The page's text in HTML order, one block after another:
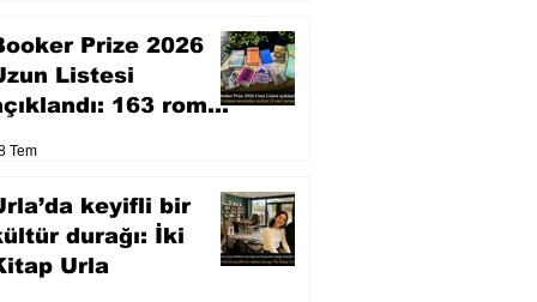
Prize 2026
Listesi
163 roman
Tem
keyifli bir
durağı: İki
Urla